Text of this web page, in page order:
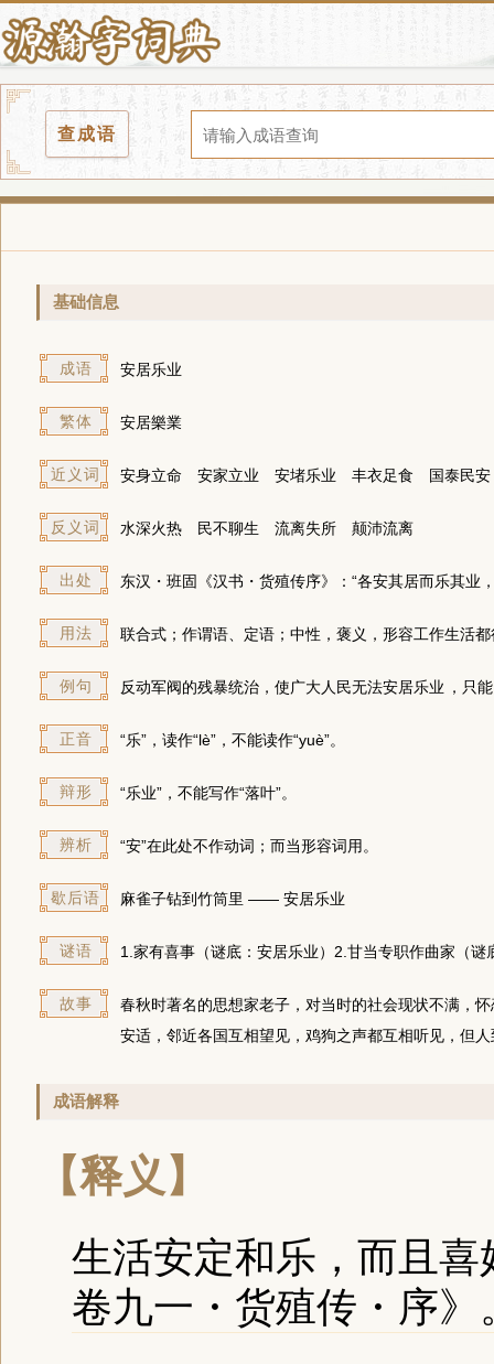
查成语
基础信息
成语 安居乐业
繁体 安居樂業
近义词 安身立命 安家立业 安堵乐业 丰衣足食 国泰民安
反义词 水深火热 民不聊生 流离失所 颠沛流离
出处 东汉・班固《汉书・货殖传序》：“各安其居而乐其业
用法 联合式；作谓语、定语；中性，褒义，形容工作生活
例句 反动军阀的残暴统治，使广大人民无法安居乐业 ，只
正音 “乐”，读作“lè”，不能读作“yuè”。
辩形 “乐业”，不能写作“落叶”。
辨析 “安”在此处不作动词；而当形容词用。
歇后语 麻雀子钻到竹筒里 —— 安居乐业
谜语 1. 家有喜事 （谜底：安居乐业） 2. 甘当专职作曲家 （
故事
春秋时著名的思想家老子，对当时的社会现状不满，
安适，邻近各国互相望见，鸡狗之声都互相听见，但
成语解释
【释义】
生活安定和乐，而且
卷九一・货殖传・序》